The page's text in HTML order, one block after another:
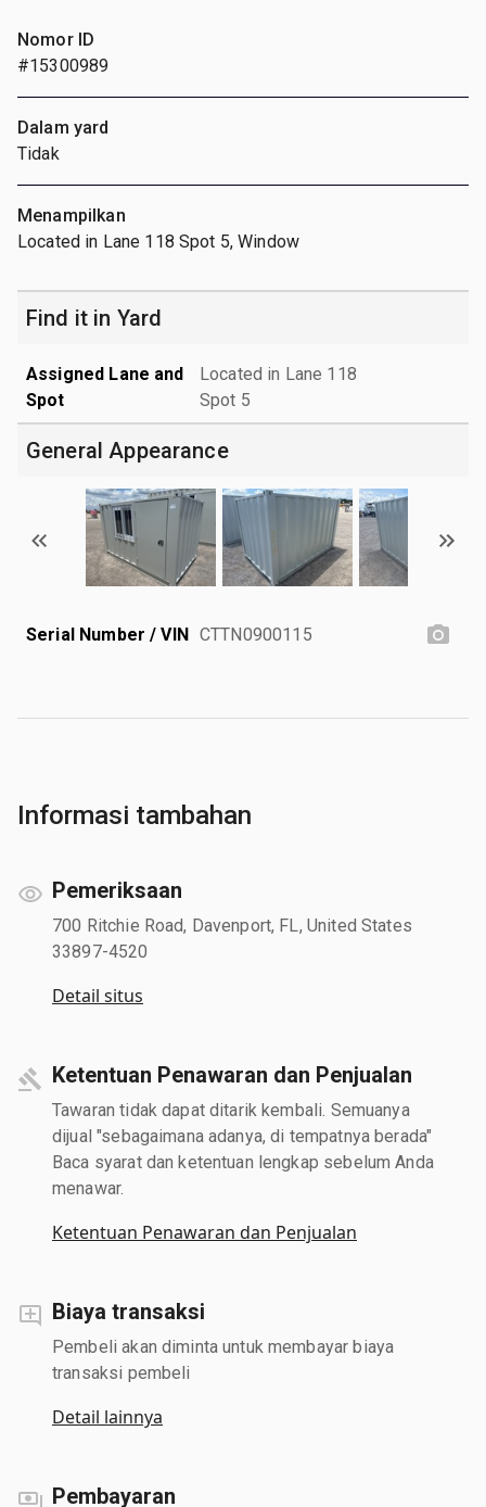
Nomor ID
#15300989
Dalam yard
Tidak
Menampilkan
Located in Lane 118 Spot 5, Window
Find it in Yard
Assigned Lane and
Spot
Located in Lane 118
Spot 5
General Appearance
Serial Number / VIN CTTN0900115
Informasi tambahan
Pemeriksaan
700 Ritchie Road, Davenport, FL, United States
33897-4520
Detail situs
Ketentuan Penawaran dan Penjualan
Tawaran tidak dapat ditarik kembali. Semuanya
dijual "sebagaimana adanya, di tempatnya berada"
Baca syarat dan ketentuan lengkap sebelum Anda
menawar.
Ketentuan Penawaran dan Penjualan
Biaya transaksi
Pembeli akan diminta untuk membayar biaya
transaksi pembeli
Detail lainnya
Pembayaran